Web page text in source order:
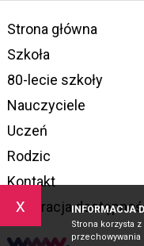
x INFORMACJA
Strona korzysta
Strona główna
Szkoła
80-lecie szkoły
Nauczyciele
Uczeń
Rodzic
Kontakt
Deklaracja